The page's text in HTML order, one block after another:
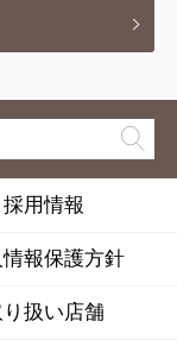
採用情報
報保護方針
扱い店舗